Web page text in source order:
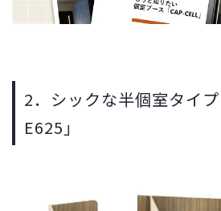
2．シックな半個室タイ
E625」